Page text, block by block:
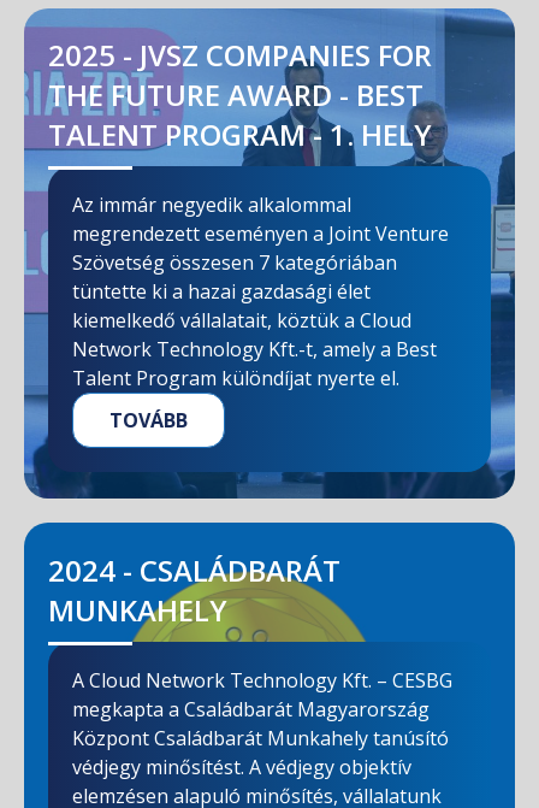
2025 - JVSZ COMPANIES FOR
THE FUTURE AWARD - BEST
TALENT PROGRAM - 1. HELY
Az immár negyedik alkalommal
megrendezett eseményen a Joint Venture
Szövetség összesen 7 kategóriában
tüntette ki a hazai gazdasági élet
kiemelkedő vállalatait, köztük a Cloud
Network Technology Kft.-t, amely a Best
Talent Program különdíjat nyerte el.
TOVÁBB
2024 - CSALÁDBARÁT
MUNKAHELY
A Cloud Network Technology Kft. – CESBG
megkapta a Családbarát Magyarország
Központ Családbarát Munkahely tanúsító
védjegy minősítést. A védjegy objektív
elemzésen alapuló minősítés, vállalatunk